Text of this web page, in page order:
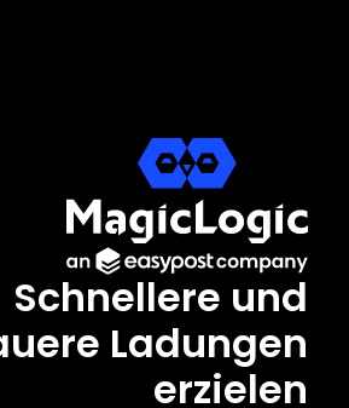
Schnellere und
Ladungen
erzielen